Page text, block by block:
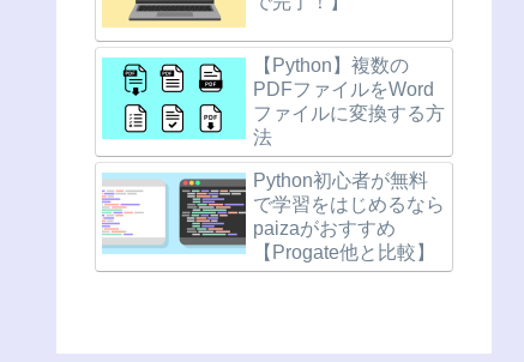
【Python】複数の
PDFファイルをWord
ファイルに変換する方
法
Python初心者が無料
で学習をはじめるなら
paizaがおすすめ
【Progate他と比較】